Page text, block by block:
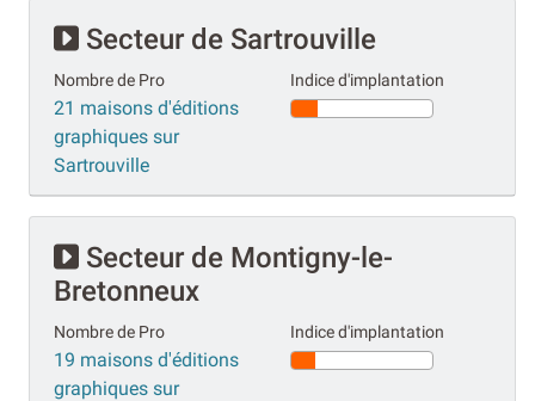
Secteur de Sartrouville
Nombre de Pro
21 maisons d'éditions
graphiques sur
Sartrouville
Indice d'implantation
Secteur de Montigny-le-
Bretonneux
Nombre de Pro
19 maisons d'éditions
graphiques sur
Indice d'implantation